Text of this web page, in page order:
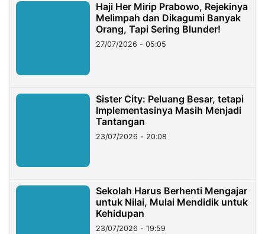
Haji Her Mirip Prabowo, Rejekinya
Melimpah dan Dikagumi Banyak
Orang, Tapi Sering Blunder!
27/07/2026 - 05:05
Sister City: Peluang Besar, tetapi
Implementasinya Masih Menjadi
Tantangan
23/07/2026 - 20:08
Sekolah Harus Berhenti Mengajar
untuk Nilai, Mulai Mendidik untuk
Kehidupan
23/07/2026 - 19:59